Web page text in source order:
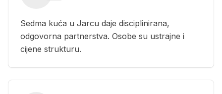
Sedma kuća u Jarcu daje disciplinirana,
odgovorna partnerstva. Osobe su ustrajne i
cijene strukturu.